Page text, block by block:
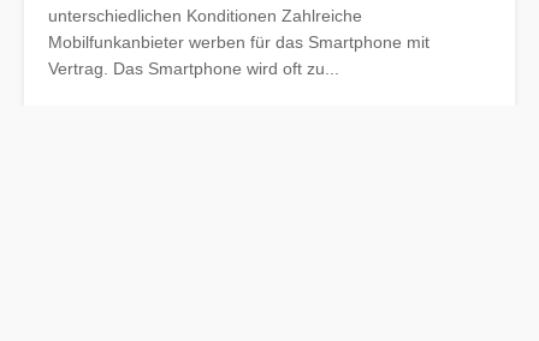
unterschiedlichen Konditionen Zahlreiche
Mobilfunkanbieter werben für das Smartphone mit
Vertrag. Das Smartphone wird oft zu...